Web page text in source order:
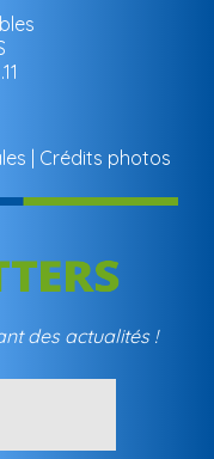
Crédits photos
des actualités !